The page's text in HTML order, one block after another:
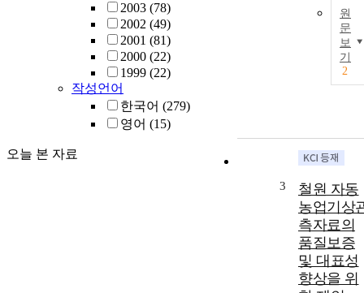
2003 (78)
2002 (49)
2001 (81)
2000 (22)
1999 (22)
작성언어
한국어 (279)
영어 (15)
오늘 본 자료
원
문
보
기
2
3
철원 자동
농업기상
측자료의
품질보증
및 대표성
향상을 위